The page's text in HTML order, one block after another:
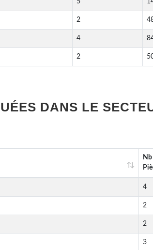
5
2
4
2
DANS LE
Nb
4
2
2
3